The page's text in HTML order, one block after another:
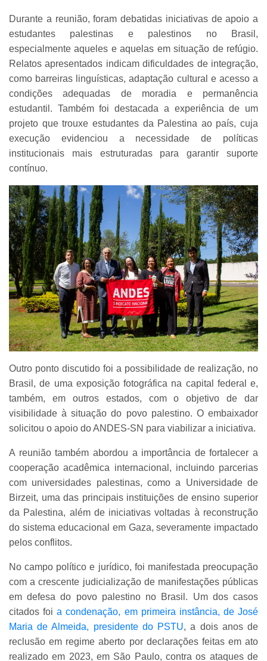
Durante a reunião, foram debatidas iniciativas de apoio a
estudantes palestinas e palestinos no Brasil,
especialmente aqueles e aquelas em situação de refúgio.
Relatos apresentados indicam dificuldades de integração,
como barreiras linguísticas, adaptação cultural e acesso a
condições adequadas de moradia e permanência
estudantil. Também foi destacada a experiência de um
projeto que trouxe estudantes da Palestina ao país, cuja
execução evidenciou a necessidade de políticas
institucionais mais estruturadas para garantir suporte
contínuo.
Outro ponto discutido foi a possibilidade de realização, no
Brasil, de uma exposição fotográfica na capital federal e,
também, em outros estados, com o objetivo de dar
visibilidade à situação do povo palestino. O embaixador
solicitou o apoio do ANDES-SN para viabilizar a iniciativa.
A reunião também abordou a importância de fortalecer a
cooperação acadêmica internacional, incluindo parcerias
com universidades palestinas, como a Universidade de
Birzeit, uma das principais instituições de ensino superior
da Palestina, além de iniciativas voltadas à reconstrução
do sistema educacional em Gaza, severamente impactado
pelos conflitos.
No campo político e jurídico, foi manifestada preocupação
com a crescente judicialização de manifestações públicas
em defesa do povo palestino no Brasil. Um dos casos
citados foia condenação, em primeira instância, de José
Maria de Almeida, presidente do PSTU, a dois anos de
reclusão em regime aberto por declarações feitas em ato
realizado em 2023, em São Paulo, contra os ataques de